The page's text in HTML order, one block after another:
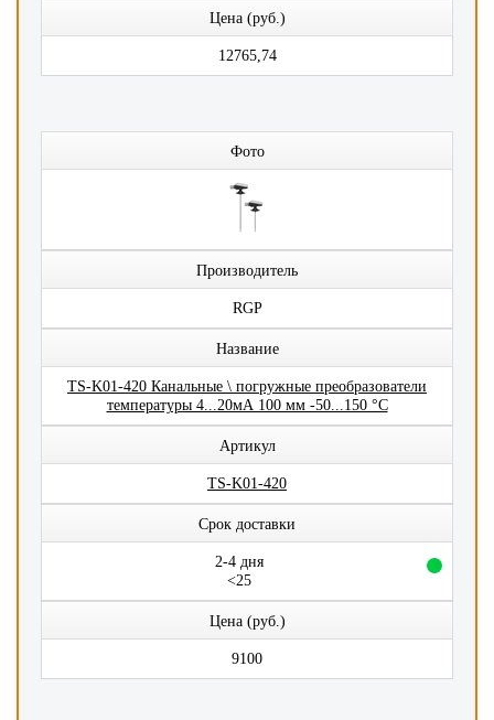
Цена (руб.)
12765,74
Фото
Производитель
RGP
Название
TS-K01-420 Канальные \ погружные преобразователи
температуры 4...20мА 100 мм -50...150 °C
Артикул
TS-K01-420
Срок доставки
2-4 дня
<25
Цена (руб.)
9100